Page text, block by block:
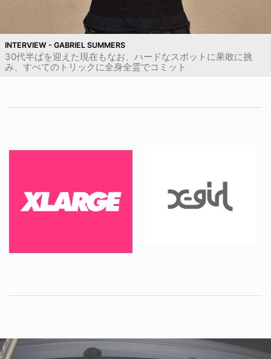
INTERVIEW - GABRIEL SUMMERS
30代半ばを迎えた現在もなお、ハードなスポットに果敢に挑
み、すべてのトリックに全身全霊でコミット